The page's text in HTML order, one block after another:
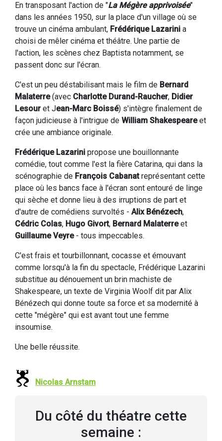
En transposant l'action de "La Mégère apprivoisée"
dans les années 1950, sur la place d'un village où se
trouve un cinéma ambulant, Frédérique Lazarini a
choisi de mêler cinéma et théâtre. Une partie de
l'action, les scènes chez Baptista notamment, se
passent donc sur l'écran.
C'est un peu déstabilisant mais le film de Bernard
Malaterre(avec Charlotte Durand-Raucher, Didier
Lesouret Jean-Marc Boissé) s'intègre finalement de
façon judicieuse à l'intrigue de William Shakespeareet
crée une ambiance originale.
Frédérique Lazarini propose une bouillonnante
comédie, tout comme l'est la fière Catarina, qui dans la
scénographie de François Cabanatreprésentant cette
place où les bancs face à l'écran sont entouré de linge
qui sèche et donne lieu à des irruptions de part et
d'autre de comédiens survoltés - Alix Bénézech,
Cédric Colas, Hugo Givort, Bernard Malaterreet
Guillaume Veyre- tous impeccables.
C'est frais et tourbillonnant, cocasse et émouvant
comme lorsqu'à la fin du spectacle, Frédérique Lazarini
substitue au dénouement un brin machiste de
Shakespeare, un texte de Virginia Woolf dit par Alix
Bénézech qui donne toute sa force et sa modernité à
cette "mégère" qui est avant tout une femme
insoumise.
Une belle réussite.
Nicolas Arnstam
Du côté du théatre cette
semaine :